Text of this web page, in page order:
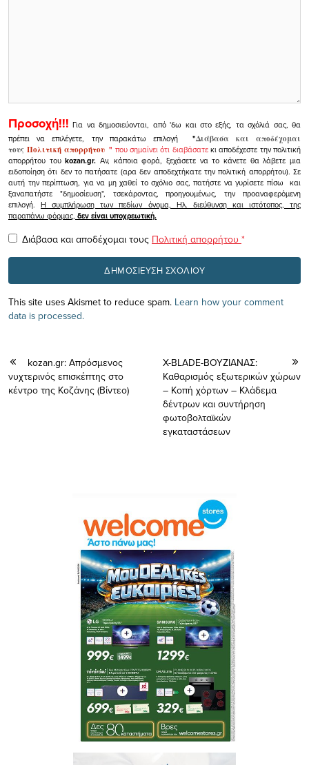
Προσοχή!!! Για να δημοσιεύονται, από 'δω και στο εξής, τα σχόλιά σας, θα
πρέπει να επιλέγετε, την παρακάτω επιλογή
"Διάβασα και αποδέχομαι
τουςΠολιτική απορρήτου" που σημαίνει ότι διαβάσατεκι αποδέχεστε την πολιτική
απορρήτου τουkozan.gr. Αν, κάποια φορά, ξεχάσετε να το κάνετε θα λάβετε μια
ειδοποίηση ότι δεν το πατήσατε (αρα δεν αποδεχτήκατε την πολιτική απορρήτου). Σε
αυτή την περίπτωση, για να μη χαθεί το σχόλιο σας, πατήστε να γυρίσετε πίσω και
ξαναπατήστε "δημοσίευση", τσεκάροντας, προηγουμένως, την προαναφερόμενη
επιλογή.Η συμπλήρωση των πεδίων όνομα, Ηλ. διεύθυνση και ιστότοπος, της
παραπάνω φόρμας, δεν είναι υποχρεωτική.
Διάβασα και αποδέχομαι τους Πολιτική απορρήτου *
This site uses Akismet to reduce spam. Learn how your comment
data is processed.
kozan.gr: Απρόσμενος
νυχτερινός επισκέπτης στο
κέντρο της Κοζάνης (Bίντεο)
X-BLADE-ΒΟΥΖΙΑΝΑΣ:
Kαθαρισμός εξωτερικών χώρων
– Κοπή χόρτων – Κλάδεμα
δέντρων και συντήρηση
φωτοβολταϊκών
εγκαταστάσεων